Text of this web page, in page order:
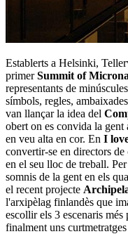
Establerts a Helsinki,
primerSummit of
representants de
símbols, regles,
van llançar la idea del
obert on es convida la gent
en veu alta en cor. En I
convertir-se en directors de
en el seu lloc de treball. Per
somnis de la gent en els
el recent projecte
l'arxipèlag finlandès que
escollir els 3 escenaris
finalment uns